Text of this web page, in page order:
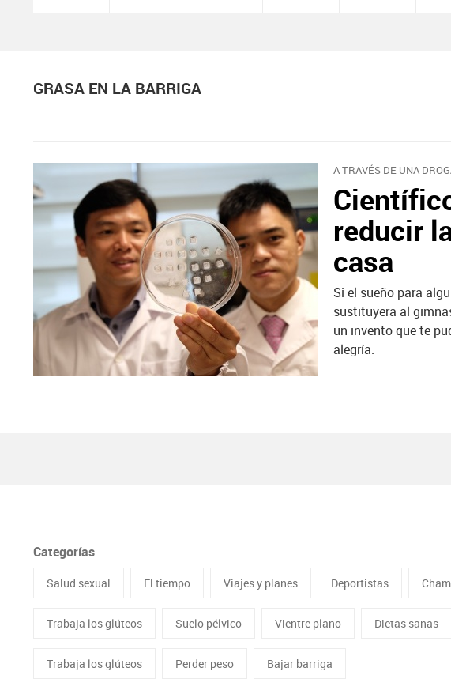
GRASA EN LA BARRIGA
A TRAVÉS DE UNA
reducir
casa
Si el sueño para
sustituyera al
un invento que te
alegría.
Categorías
Salud sexual El tiempo Viajes y planes Deportistas
Trabaja los glúteos Suelo pélvico Vientre plano Dietas sanas
Trabaja los glúteos Perder peso Bajar barriga